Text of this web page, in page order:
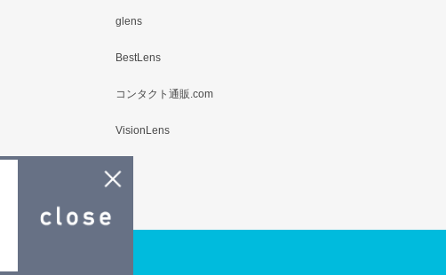
glens
BestLens
コンタクト通販.com
VisionLens